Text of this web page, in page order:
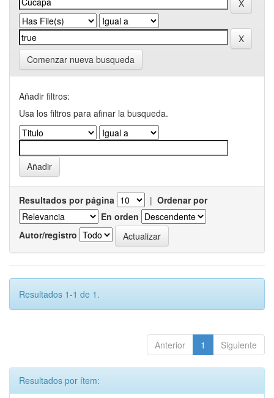
Comenzar nueva busqueda
Añadir filtros:
Usa los filtros para afinar la busqueda.
Resultados por página | Ordenar por
En orden
Autor/registro
Resultados 1-1 de 1.
Anterior 1 Siguiente
Resultados por ítem: